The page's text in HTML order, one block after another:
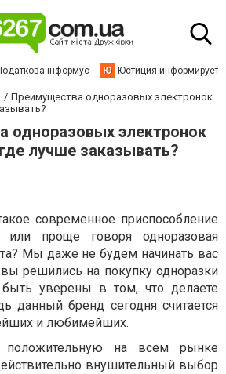
інформує Ю Юстиция информирует
Преимущества одноразовых электронок
одноразовых электронок
лучше заказывать?
современное приспособление
или проще говоря одноразовая
Мы даже не будем начинать вас
вы решились на покупку одноразки
уверены в том, что делаете
данный бренд сегодня считается
и любимейших.
на всем рынке
внушительный выбор